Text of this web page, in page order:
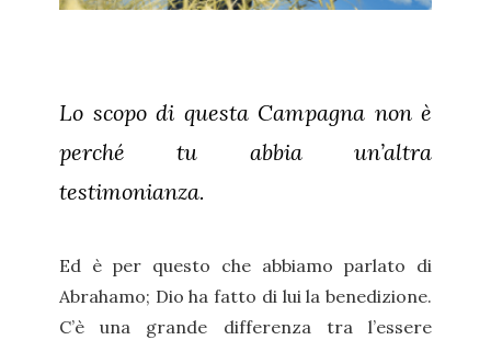
Lo scopo di questa Campagna non è
perché tu abbia un’altra
testimonianza.
Ed è per questo che abbiamo parlato di
Abrahamo; Dio ha fatto di lui la benedizione.
C’è una grande differenza tra l’essere